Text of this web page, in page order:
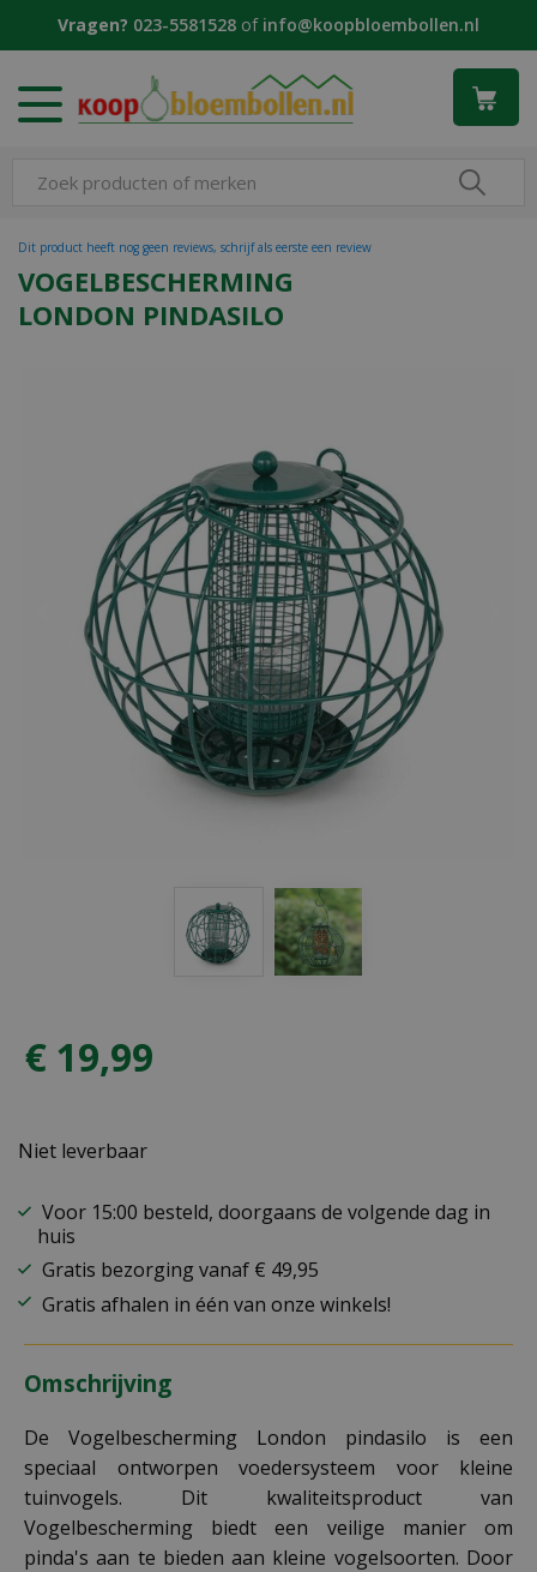
Vragen? 023-5581528 of info@koopbloembollen.nl
VOGELBESCHERMING
LONDON PINDASILO
Dit product heeft nog geen reviews, schrijf als eerste een review
€ 19,99
Niet leverbaar
Voor 15:00 besteld, doorgaans de volgende dag in
huis
Gratis bezorging vanaf € 49,95
Gratis afhalen in één van onze winkels!
Omschrijving
De Vogelbescherming London pindasilo is een
speciaal ontworpen voedersysteem voor kleine
tuinvogels. Dit kwaliteitsproduct van
Vogelbescherming biedt een veilige manier om
pinda's aan te bieden aan kleine vogelsoorten. Door